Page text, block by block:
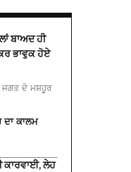
ਬਾਅਦ ਹੀ
ਭਾਵੁਕ ਹੋਏ
ਜਗਤ ਦੇ ਮਸ਼ਹੂਰ
ਦਾ ਕਾਲਮ
ਕਾਰਵਾਈ, ਲੇਹ